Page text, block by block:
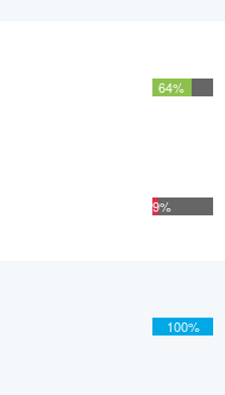
64%
9%
100%